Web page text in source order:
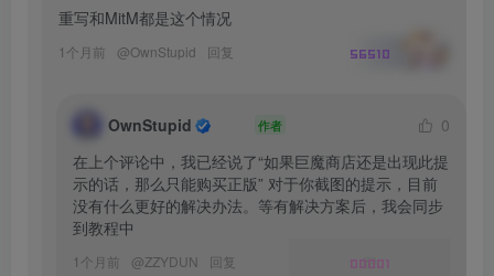
重写和MitM都是这个情况
1个月前 @OwnStupid 回复 56510
OwnStupid
0
在上个评论中，我已经说了“如果巨魔商店还是出现此提
示的话，那么只能购买正版” 对于你截图的提示，目前
没有什么更好的解决办法。等有解决方案后，我会同步
到教程中
1个月前 @ZZYDUN 回复 00001